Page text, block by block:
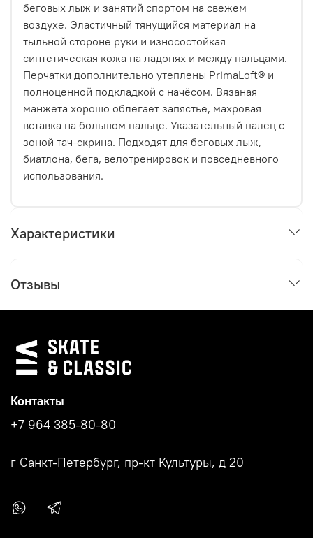
беговых лыж и занятий спортом на свежем
воздухе. Эластичный тянущийся материал на
тыльной стороне руки и износостойкая
синтетическая кожа на ладонях и между пальцами.
Перчатки дополнительно утеплены PrimaLoft® и
полноценной подкладкой с начёсом. Вязаная
манжета хорошо облегает запястье, махровая
вставка на большом пальце. Указательный палец с
зоной тач-скрина. Подходят для беговых лыж,
биатлона, бега, велотренировок и повседневного
использования.
Характеристики
Отзывы
Контакты
+7 964 385-80-80
г Санкт-Петербург, пр-кт Культуры, д 20